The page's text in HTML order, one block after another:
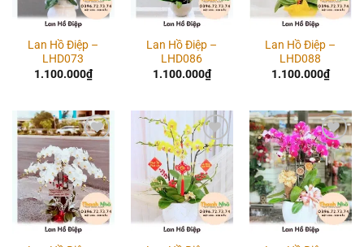
Lan Hồ Điệp –
LHD073
1.100.000₫
Lan Hồ Điệp –
LHD086
1.100.000₫
Lan Hồ Điệp –
LHD088
1.100.000₫
Add to
wishlist
Add to
wishlist
Add to
wishlist